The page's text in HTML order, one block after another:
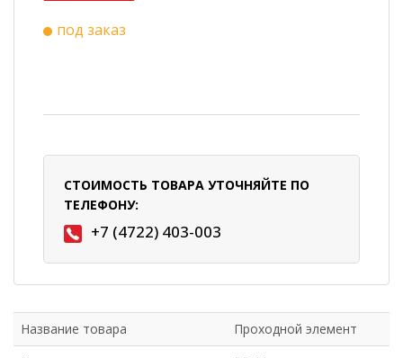
под заказ
СТОИМОСТЬ ТОВАРА УТОЧНЯЙТЕ ПО
ТЕЛЕФОНУ:
+7 (4722) 403-003
Название товара
Проходной элемент